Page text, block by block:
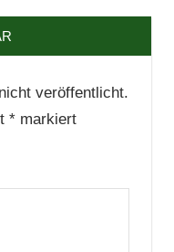
veröffentlicht.
*markiert